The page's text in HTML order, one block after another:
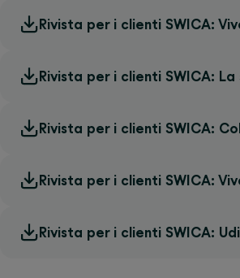
Rivista per i clienti SWICA:
Rivista per i clienti SWICA:
Rivista per i clienti SWICA:
Rivista per i clienti SWICA:
Rivista per i clienti SWICA: